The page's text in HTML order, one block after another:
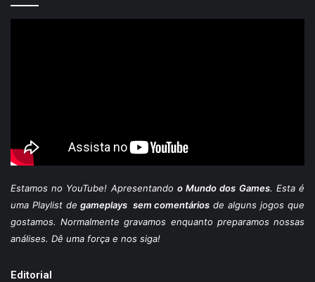
Estamosno YouTube! Apresentando o Mundo dos Games. Esta é
uma Playlist de gameplays sem comentários de alguns jogos que
gostamos. Normalmente gravamos enquanto preparamos nossas
análises. Dê uma força e nos siga!
Editorial